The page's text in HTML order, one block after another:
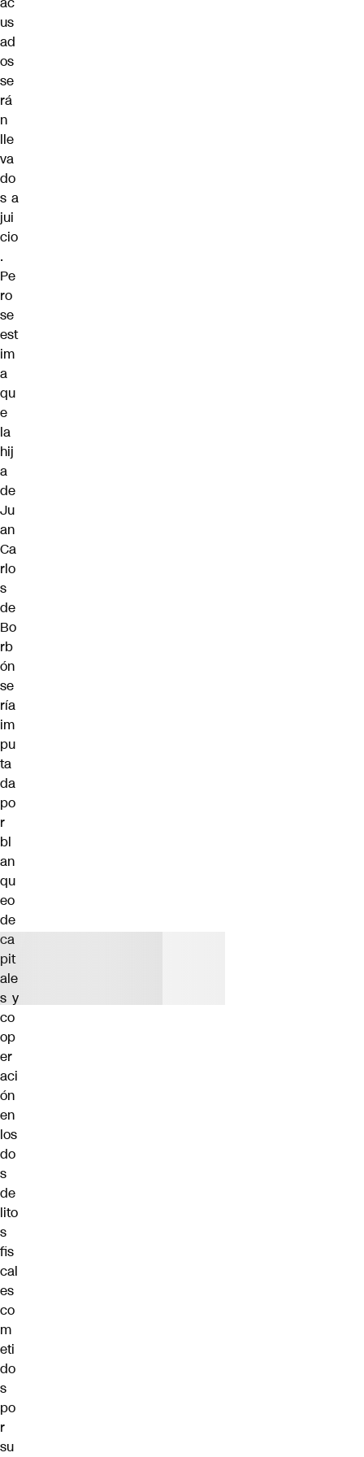
us
ad
os
se
rá
n
lle
va
do
s a
jui
cio
.
Pe
ro
se
est
im
a
qu
e
la
hij
a
de
Ju
an
Ca
rlo
s
de
Bo
rb
ón
se
ría
im
pu
ta
da
po
r
bl
an
qu
eo
de
ca
pit
ale
s y
co
op
er
aci
ón
en
los
do
s
de
lito
s
fis
cal
es
co
m
eti
do
s
po
r
su